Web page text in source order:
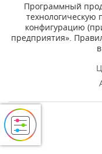
Программный
технологическую
конфигурацию
предприятия».